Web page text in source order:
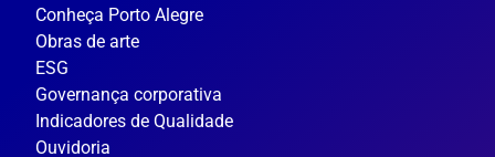
Conheça Porto Alegre
Obras de arte
ESG
Governança corporativa
Indicadores de Qualidade
Ouvidoria